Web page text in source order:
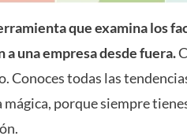
que examina los
una empresa desde fuera.
Conoces todas las
mágica, porque siempre